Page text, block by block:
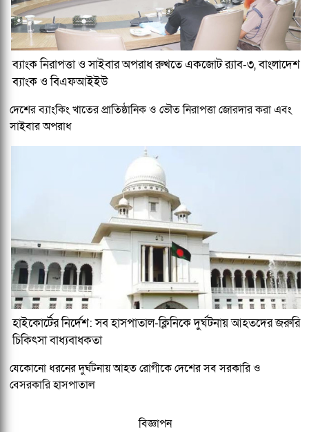
ব্যাংক নিরাপত্তা ও সাইবার অপরাধ রুখতে একজোট র‌্যাব-৩, বাংলাদেশ
ব্যাংক ও বিএফআইইউ
দেশের ব্যাংকিং খাতের প্রাতিষ্ঠানিক ও ভৌত নিরাপত্তা জোরদার করা এবং
সাইবার অপরাধ
হাইকোর্টের নির্দেশ: সব হাসপাতাল-ক্লিনিকে দুর্ঘটনায় আহতদের জরুরি
চিকিৎসা বাধ্যবাধকতা
যেকোনো ধরনের দুর্ঘটনায় আহত রোগীকে দেশের সব সরকারি ও
বেসরকারি হাসপাতাল
বিজ্ঞাপন